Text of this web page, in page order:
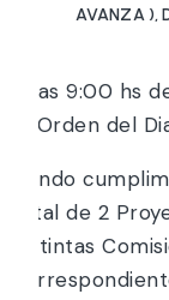
AVANZA ),
A las 9:00 hs
el Orden del
Dando
total de 2
distintas